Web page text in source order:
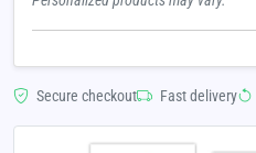
Secure checkout Fast delivery